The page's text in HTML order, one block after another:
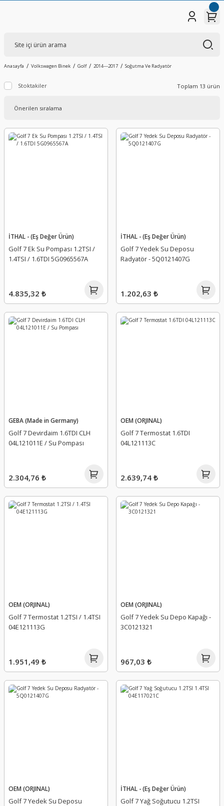
Anasayfa Volkswagen Binek Golf 2014---2017 Soğutma Ve Radyatör
Stoktakiler Toplam 13 ürün
İTHAL - (Eş Değer Ürün)
Golf 7 Ek Su Pompası 1.2TSI /
1.4TSI / 1.6TDI 5G0965567A
4.835,32 ₺
İTHAL - (Eş Değer Ürün)
Golf 7 Yedek Su Deposu
Radyatör - 5Q0121407G
1.202,63 ₺
GEBA (Made in Germany)
Golf 7 Devirdaim 1.6TDI CLH
04L121011E / Su Pompası
2.304,76 ₺
OEM (ORJINAL)
Golf 7 Termostat 1.6TDI
04L121113C
2.639,74 ₺
OEM (ORJINAL)
Golf 7 Termostat 1.2TSI / 1.4TSI
04E121113G
1.951,49 ₺
OEM (ORJINAL)
Golf 7 Yedek Su Depo Kapağı -
3C0121321
967,03 ₺
OEM (ORJINAL)
Golf 7 Yedek Su Deposu
İTHAL - (Eş Değer Ürün)
Golf 7 Yağ Soğutucu 1.2TSI